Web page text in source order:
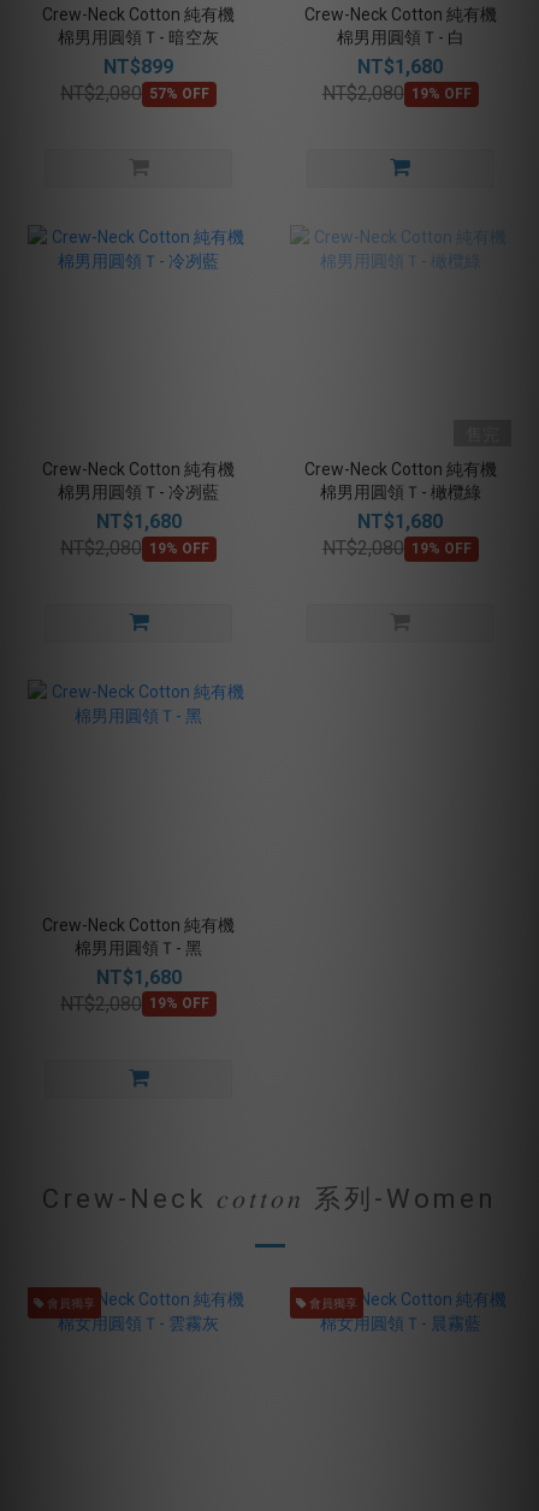
Crew-Neck Cotton 純有機
棉男用圓領Ｔ- 暗空灰
NT$899
NT$2,080 57% OFF
Crew-Neck Cotton 純有機
棉男用圓領Ｔ- 白
NT$1,680
NT$2,080 19% OFF
Crew-Neck Cotton 純有機
棉男用圓領Ｔ- 冷冽藍
NT$1,680
NT$2,080 19% OFF
Crew-Neck Cotton 純有機
棉男用圓領Ｔ- 橄欖綠
NT$1,680
NT$2,080 19% OFF
Crew-Neck Cotton 純有機
棉男用圓領Ｔ- 黑
NT$1,680
NT$2,080 19% OFF
Crew-Neck 𝑐𝑜𝑡𝑡𝑜𝑛 系列-Women
會員獨享 會員獨享